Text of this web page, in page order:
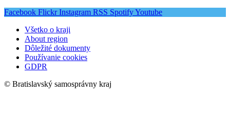
Facebook Flickr Instagram RSS SpotifyYoutube
Všetko o kraji
About region
Dôležité dokumenty
Používanie cookies
GDPR
© Bratislavský samosprávny kraj